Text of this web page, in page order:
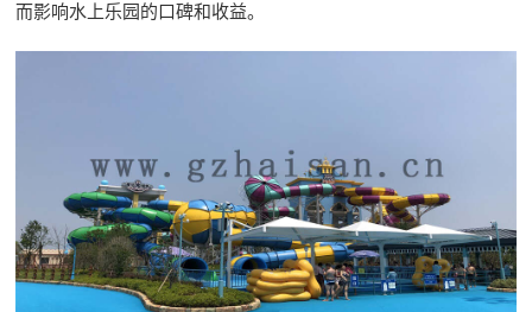
而影响水上乐园的口碑和收益。